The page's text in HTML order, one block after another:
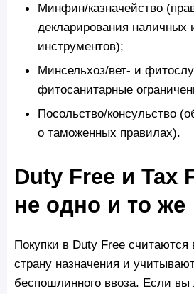
Минфин/казначейство
декларирования наличных
инструментов);
Минсельхоз/вет- и
фитосанитарные
Посольство/консульство
о таможенных правилах).
Duty Free и Tax
не одно и то же
Покупки в Duty Free
страну назначения и
беспошлинного ввоза. Если вы